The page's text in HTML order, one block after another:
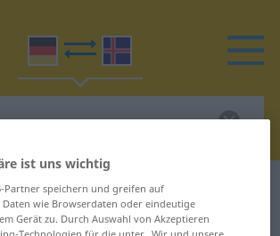
Wörterbuch Zinsen
Übersetzung
ist uns wichtig
-Partner speichern und greifen auf
Daten wie Browserdaten oder eindeutige
Gerät zu. Durch Auswahl von Akzeptieren
Technologien für die unter „Wir und unsere